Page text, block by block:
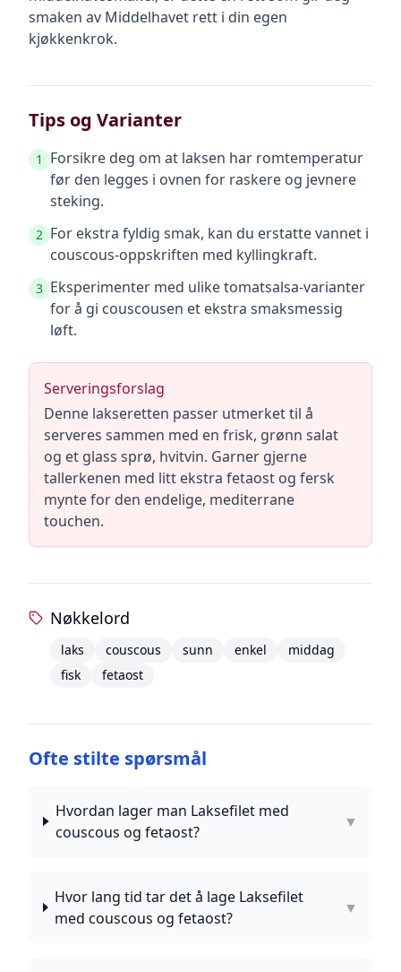
smaken av Middelhavet rett i din egen
kjøkkenkrok.
Tips og Varianter
1
Forsikre deg om at laksen har romtemperatur
før den legges i ovnen for raskere og jevnere
steking.
2 For ekstra fyldig smak, kan du erstatte vannet i
couscous-oppskriften med kyllingkraft.
3 Eksperimenter med ulike tomatsalsa-varianter
for å gi couscousen et ekstra smaksmessig
løft.
Serveringsforslag
Denne lakseretten passer utmerket til å
serveres sammen med en frisk, grønn salat
og et glass sprø, hvitvin. Garner gjerne
tallerkenen med litt ekstra fetaost og fersk
mynte for den endelige, mediterrane
touchen.
Nøkkelord
laks couscous sunn enkel
middag
fisk
fetaost
Ofte stilte spørsmål
Hvordan lager man Laksefilet med
couscous og fetaost?
▼
Hvor lang tid tar det å lage Laksefilet
med couscous og fetaost?
▼